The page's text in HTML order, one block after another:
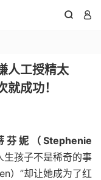
 
人工授精太
成功！
妮（Stephenie
生孩子不是稀奇的事
）”却让她成为了红